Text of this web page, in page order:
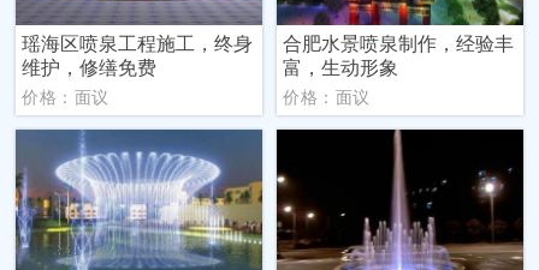
瑶海区喷泉工程施工，终身
维护，修缮免费
价格：面议
合肥水景喷泉制作，经验丰
富，生动形象
价格：面议